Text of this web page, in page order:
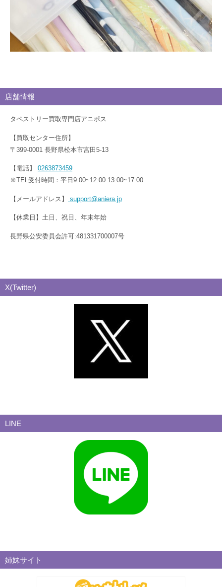
店舗情報
タペストリー買取専門店アニポス
【買取センター住所】
〒399-0001 長野県松本市宮田5-13
【電話】 0263873459
※TEL受付時間：平日9:00~12:00 13:00~17:00
【メールアドレス】 support@aniera.jp
【休業日】土日、祝日、年末年始
長野県公安委員会許可:481331700007号
X(Twitter)
LINE
姉妹サイト